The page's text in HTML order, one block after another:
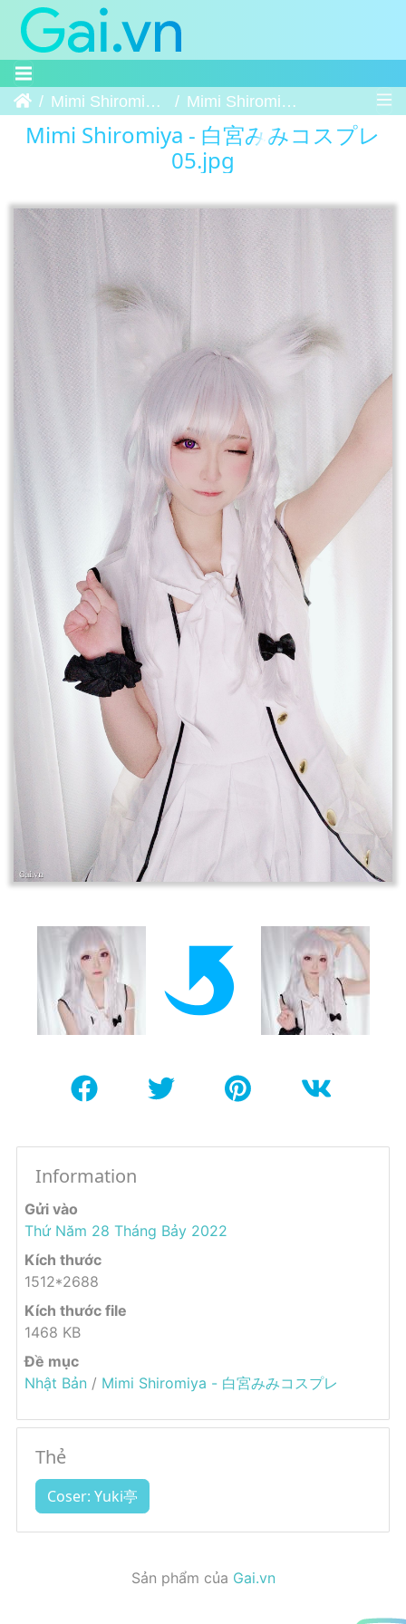
Trang chủMimi Shiromiya - 白宮みみコスプレ Mimi Shiromiya - 白宮みみコスプレ 05
Mimi Shiromiya - 白宮みみコスプレ
05.jpg
Information
Gửi vào
Thứ Năm 28 Tháng Bảy 2022
Kích thước
1512*2688
Kích thước file
1468 KB
Đề mục
Nhật Bản / Mimi Shiromiya - 白宮みみコスプレ
Thẻ
Coser: Yuki亭
Sản phẩm của Gai.vn